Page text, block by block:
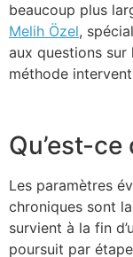
beaucoup plus
Melih Özel,
aux questions sur
méthode
Qu’est-
Les paramètres
chroniques sont
survient à la fin
poursuit par